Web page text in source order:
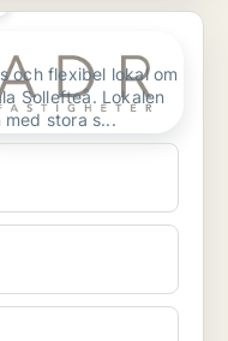
och flexibel lokal om
Sollefteå. Lokalen
stora s...